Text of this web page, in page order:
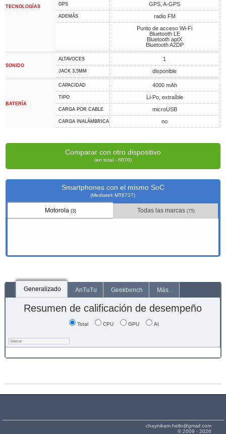
TECNOLOGÍAS GPS GPS, A-GPS
ADEMÁS
radio FM
Punto de acceso Wi-Fi
Bluetooth LE
Bluetooth aptX
Bluetooth A2DP
SONIDO
ALTAVOCES 1
JACK 3,5MM disponible
BATERÍA
CAPACIDAD 4000 mAh
TIPO Li-Po, extraíble
CARGA POR CABLE microUSB
CARGA INALÁMBRICA no
Comparar con otro dispositivo
(en total - 6070)
Smartphones con el mismo SoC
(Mediatek MT6737)
Motorola(3) Todas las marcas (75)
Generalizado AnTuTu Geekbench Más...
Resumen de calificación de desempeño
Total CPU GPU AI
chaynikam.hello@gmail.com
© 2009 - 2026